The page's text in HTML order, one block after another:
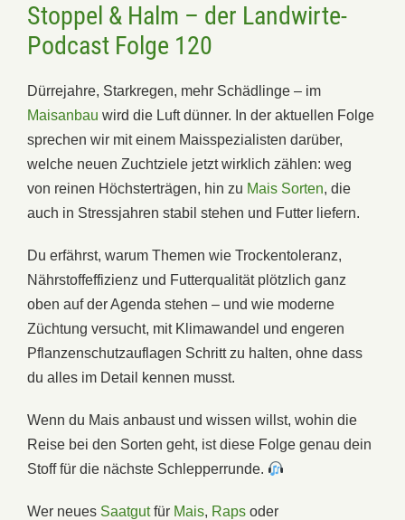
Stoppel & Halm – der Landwirte-
Podcast Folge 120
Dürrejahre, Starkregen, mehr Schädlinge – im
Maisanbau wird die Luft dünner. In der aktuellen Folge
sprechen wir mit einem Maisspezialisten darüber,
welche neuen Zuchtziele jetzt wirklich zählen: weg
von reinen Höchsterträgen, hin zu Mais Sorten, die
auch in Stressjahren stabil stehen und Futter liefern.
Du erfährst, warum Themen wie Trockentoleranz,
Nährstoffeffizienz und Futterqualität plötzlich ganz
oben auf der Agenda stehen – und wie moderne
Züchtung versucht, mit Klimawandel und engeren
Pflanzenschutzauflagen Schritt zu halten, ohne dass
du alles im Detail kennen musst.
Wenn du Mais anbaust und wissen willst, wohin die
Reise bei den Sorten geht, ist diese Folge genau dein
Stoff für die nächste Schlepperrunde.
Wer neues Saatgutfür Mais, Raps oder